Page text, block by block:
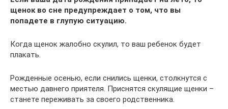
щенок во сне предупреждает о том, что вы
попадете в глупую ситуацию.
Когда щенок жалобно скулил, то ваш ребенок будет
плакать.
Рожденные осенью, если снились щенки, столкнутся с
местью давнего приятеля. Приснятся скулящие щенки –
станете переживать за своего родственника.